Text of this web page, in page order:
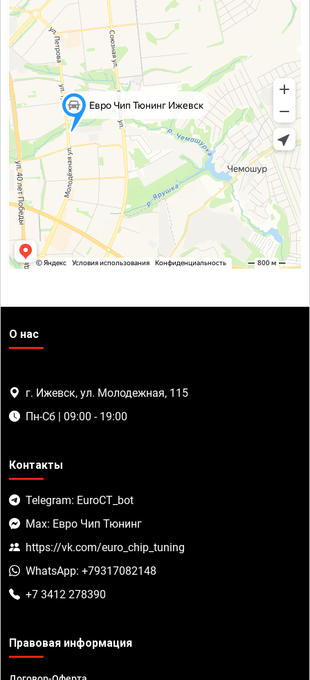
О нас
г. Ижевск, ул. Молодежная, 115
Пн-Сб | 09:00 - 19:00
Контакты
Telegram: EuroCT_bot
Max: Евро Чип Тюнинг
https://vk.com/euro_chip_tuning
WhatsApp: +79317082148
+7 3412 278390
Правовая информация